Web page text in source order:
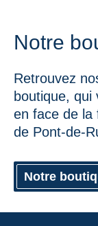
Notre
Retrouvez
boutique,
en face de la
de Pont-de-
Notre